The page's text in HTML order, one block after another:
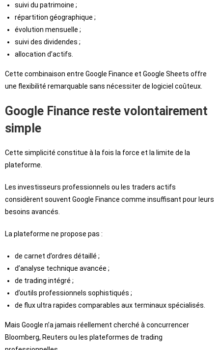
suivi du patrimoine ;
répartition géographique ;
évolution mensuelle ;
suivi des dividendes ;
allocation d’actifs.
Cette combinaison entre Google Finance et Google Sheets offre
une flexibilité remarquable sans nécessiter de logiciel coûteux.
Google Finance reste volontairement
simple
Cette simplicité constitue à la fois la force et la limite de la
plateforme.
Les investisseurs professionnels ou les traders actifs
considèrent souvent Google Finance comme insuffisant pour leurs
besoins avancés.
La plateforme ne propose pas :
de carnet d’ordres détaillé ;
d’analyse technique avancée ;
de trading intégré ;
d’outils professionnels sophistiqués ;
de flux ultra rapides comparables aux terminaux spécialisés.
Mais Google n’a jamais réellement cherché à concurrencer
Bloomberg, Reuters ou les plateformes de trading